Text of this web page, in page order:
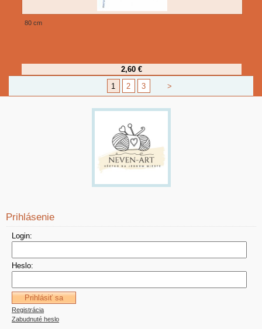
80 cm
2,60 €
1
2 3 >
Prihlásenie
Login:
Heslo:
Registrácia
Zabudnuté heslo